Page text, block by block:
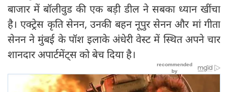
बाजार में बॉलीवुड की एक बड़ी डील ने सबका ध्यान खींचा
है। एक्ट्रेस कृति सेनन, उनकी बहन नूपुर सेनन और मां गीता
सेनन ने मुंबई के पॉश इलाके अंधेरी वेस्ट में स्थित अपने चार
शानदार अपार्टमेंट्स को बेच दिया है।